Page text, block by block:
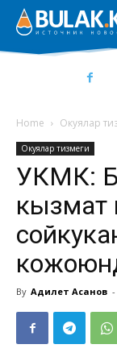
Home Окуялар
Окуялар тизмеги
УКМК:
кызмат
By Адилет Асанов -